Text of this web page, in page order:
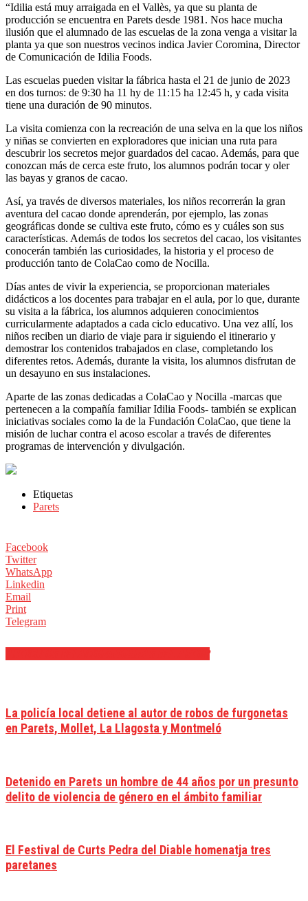
“Idilia está muy arraigada en el Vallès, ya que su planta de
producción se encuentra en Parets desde 1981. Nos hace mucha
ilusión que el alumnado de las escuelas de la zona venga a visitar la
planta ya que son nuestros vecinos indica Javier Coromina, Director
de Comunicación de Idilia Foods.
Las escuelas pueden visitar la fábrica hasta el 21 de junio de 2023
en dos turnos: de 9:30 ha 11 hy de 11:15 ha 12:45 h, y cada visita
tiene una duración de 90 minutos.
La visita comienza con la recreación de una selva en la que los niños
y niñas se convierten en exploradores que inician una ruta para
descubrir los secretos mejor guardados del cacao. Además, para que
conozcan más de cerca este fruto, los alumnos podrán tocar y oler
las bayas y granos de cacao.
Así, ya través de diversos materiales, los niños recorrerán la gran
aventura del cacao donde aprenderán, por ejemplo, las zonas
geográficas donde se cultiva este fruto, cómo es y cuáles son sus
características. Además de todos los secretos del cacao, los visitantes
conocerán también las curiosidades, la historia y el proceso de
producción tanto de ColaCao como de Nocilla.
Días antes de vivir la experiencia, se proporcionan materiales
didácticos a los docentes para trabajar en el aula, por lo que, durante
su visita a la fábrica, los alumnos adquieren conocimientos
curricularmente adaptados a cada ciclo educativo. Una vez allí, los
niños reciben un diario de viaje para ir siguiendo el itinerario y
demostrar los contenidos trabajados en clase, completando los
diferentes retos. Además, durante la visita, los alumnos disfrutan de
un desayuno en sus instalaciones.
Aparte de las zonas dedicadas a ColaCao y Nocilla -marcas que
pertenecen a la compañía familiar Idilia Foods- también se explican
iniciativas sociales como la de la Fundación ColaCao, que tiene la
misión de luchar contra el acoso escolar a través de diferentes
programas de intervención y divulgación.
Etiquetas
Parets
Facebook
Twitter
WhatsApp
Linkedin
Email
Print
Telegram
La policía local detiene al autor de robos de furgonetas
en Parets, Mollet, La Llagosta y Montmeló
Detenido en Parets un hombre de 44 años por un presunto
delito de violencia de género en el ámbito familiar
El Festival de Curts Pedra del Diable homenatja tres
paretanes